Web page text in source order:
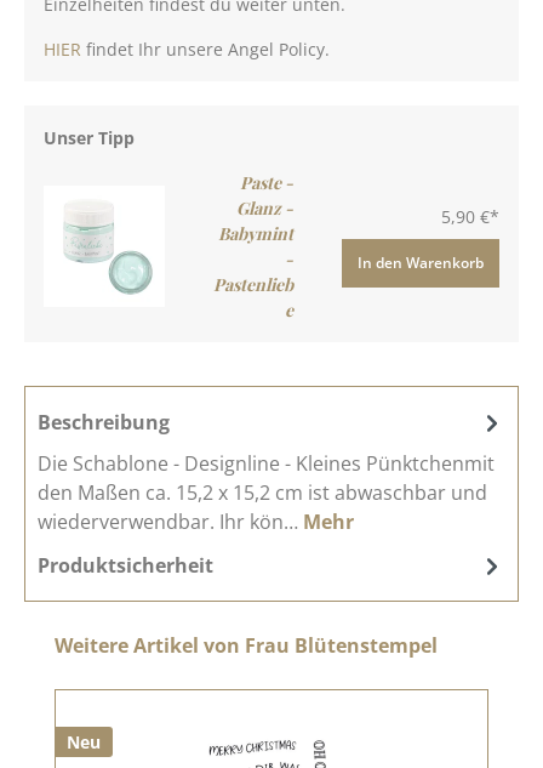
HIER findet Ihr unsere Angel Policy.
Unser Tipp
Paste -
Glanz -
Babymint
-
Pastenlieb
e
5,90 €*
In den Warenkorb
Beschreibung
Die Schablone - Designline - Kleines Pünktchenmit
den Maßen ca. 15,2 x 15,2 cm ist abwaschbar und
wiederverwendbar. Ihr kön… Mehr
Produktsicherheit
Produktgalerie überspringen
Weitere Artikel von Frau Blütenstempel
Neu